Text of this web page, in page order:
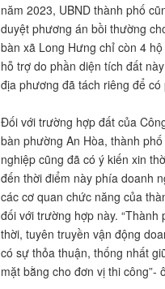
năm 2023, UBND thành phố
duyệt phương án bồi thường
bàn xã Long Hưng chỉ còn 4
hỗ trợ do phần diện tích đất
địa phương đã tách riêng để
Đối với trường hợp đất của
bàn phường An Hòa, thành
nghiệp cũng đã có ý kiến xin
đến thời điểm này phía doanh
các cơ quan chức năng của
đối với trường hợp này.
thời, tuyên truyền vận động
có sự thỏa thuận, thống nhất
mặt bằng cho đơn vị thi công”-